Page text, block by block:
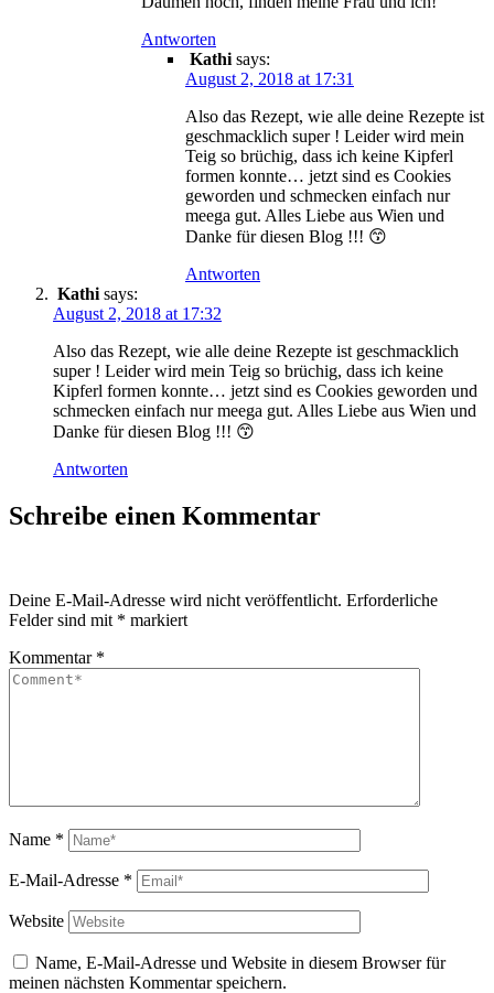
Antworten
Kathi says:
August 2, 2018 at 17:31
Also das Rezept, wie alle deine Rezepte ist
geschmacklich super ! Leider wird mein
Teig so brüchig, dass ich keine Kipferl
formen konnte… jetzt sind es Cookies
geworden und schmecken einfach nur
meega gut. Alles Liebe aus Wien und
Danke für diesen Blog !!! 😙
Antworten
Kathi says:
August 2, 2018 at 17:32
Also das Rezept, wie alle deine Rezepte ist geschmacklich
super ! Leider wird mein Teig so brüchig, dass ich keine
Kipferl formen konnte… jetzt sind es Cookies geworden und
schmecken einfach nur meega gut. Alles Liebe aus Wien und
Danke für diesen Blog !!! 😙
Antworten
Schreibe einen Kommentar
Deine E-Mail-Adresse wird nicht veröffentlicht. Erforderliche
Felder sind mit * markiert
Kommentar *
Name *
E-Mail-Adresse *
Website
Name, E-Mail-Adresse und Website in diesem Browser für
meinen nächsten Kommentar speichern.